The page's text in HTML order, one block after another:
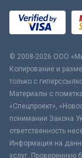
© 2008-2026 ООО
Копирование и
только с
Материалы с
«Спецпроект»,
понимании Закона
ответственность
Информация на
услуг. Проверенную